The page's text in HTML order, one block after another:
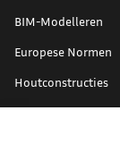
BIM-Modelleren
Europese Normen
Houtconstructies
Renovatieprojecten